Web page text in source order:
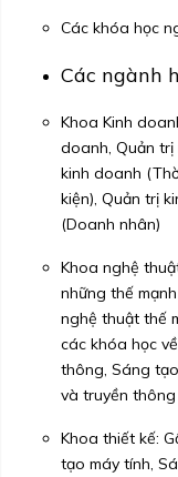
Các khóa học
Các ngành
Khoa Kinh
doanh, Quản trị
kinh doanh
kiện), Quản trị
(Doanh nhân)
Khoa nghệ
những thế
nghệ thuật thế
các khóa học
thông, Sáng
và truyền
Khoa thiết kế:
tạo máy tính,